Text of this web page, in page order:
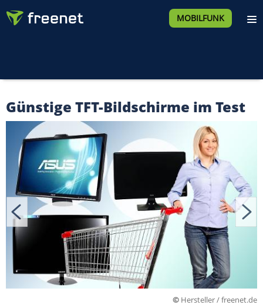
MOBILFUNK
Günstige TFT-Bildschirme im Test
© Hersteller / freenet.de